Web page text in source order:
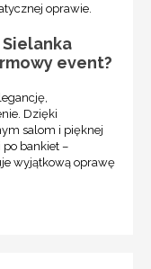
oprawie.
event?
Dzięki
salom i pięknej
po bankiet –
wyjątkową oprawę